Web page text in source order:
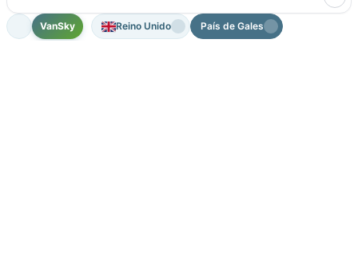
VanSky Reino Unido País de Gales